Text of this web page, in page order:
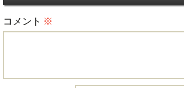
コメント ※